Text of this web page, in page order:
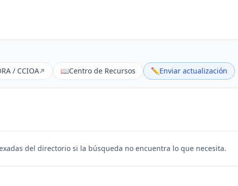
/ CCIOA 📖Centro de Recursos ✏️Enviar actualización
del directorio si la búsqueda no encuentra lo que necesita.